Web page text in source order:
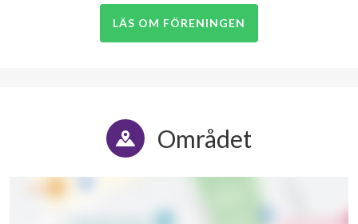
LÄS OM FÖRENINGEN
Området